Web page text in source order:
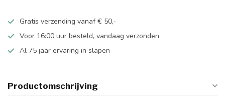
Gratis verzending vanaf € 50,-
Voor 16:00 uur besteld, vandaag verzonden
Al 75 jaar ervaring in slapen
Productomschrijving